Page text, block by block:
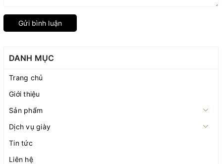
Gửi bình luận
DANH MỤC
Trang chủ
Giới thiệu
Sản phẩm
Dịch vụ giày
Tin tức
Liên hệ